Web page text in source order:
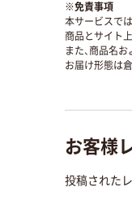
※免責事項
本サービスで
商品とサイト
また、商品名
お届け形態は
お客様
投稿された